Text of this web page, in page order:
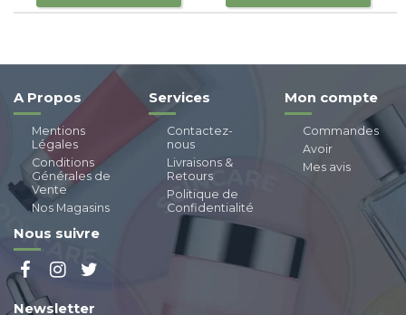
A Propos
Mentions
Légales
Conditions
Générales de
Vente
Nos Magasins
Services
Contactez-
nous
Livraisons &
Retours
Politique de
Confidentialité
Mon compte
Commandes
Avoir
Mes avis
Nous suivre
Newsletter